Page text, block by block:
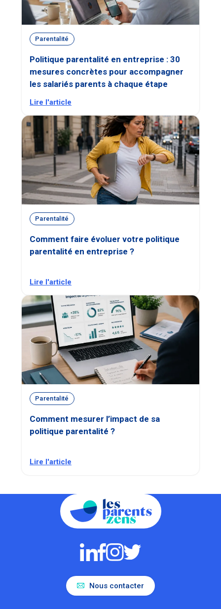
Parentalité
Politique parentalité en entreprise : 30
mesures concrètes pour accompagner
les salariés parents à chaque étape
Lire l'article
Parentalité
Comment faire évoluer votre politique
parentalité en entreprise ?
Lire l'article
Parentalité
Comment mesurer l’impact de sa
politique parentalité ?
Lire l'article
Nous contacter